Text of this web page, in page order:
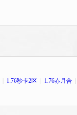
1.76秒卡2区 1.76赤月合